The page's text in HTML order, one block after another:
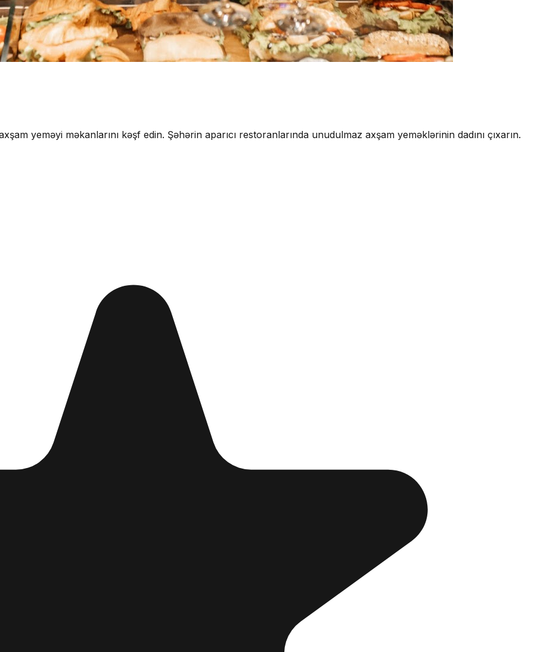
yeməyi məkanlarını kəşf edin. Şəhərin aparıcı restoranlarında unudulmaz axşam yeməklərinin dadını çıxarın.